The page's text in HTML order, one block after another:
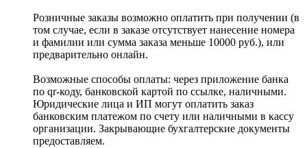
Розничные заказы возможно оплатить при получении (в
том случае, если в заказе отсутствует нанесение номера
и фамилии или сумма заказа меньше 10000 руб.), или
предварительно онлайн.
Возможные способы оплаты: через приложение банка
по qr-коду, банковской картой по ссылке, наличными.
Юридические лица и ИП могут оплатить заказ
банковским платежом по счету или наличными в кассу
организации. Закрывающие бухгалтерские документы
предоставляем.